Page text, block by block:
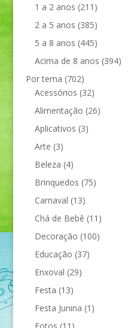
1 a 2 anos (211)
2 a 5 anos (385)
5 a 8 anos (445)
Acima de 8 anos (394)
Por tema (702)
Acessórios (32)
Alimentação (26)
Aplicativos (3)
Arte (3)
Beleza (4)
Brinquedos (75)
Carnaval (13)
Chá de Bebê (11)
Decoração (100)
Educação (37)
Enxoval (29)
Festa (13)
Festa Junina (1)
Fotos (11)